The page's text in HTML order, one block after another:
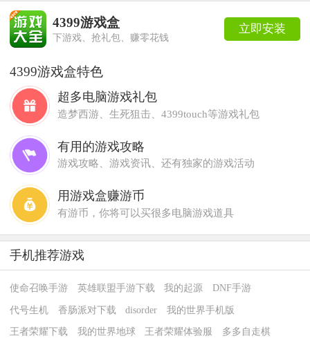
立即安装
4399游戏盒
下游戏、抢礼包、赚零花钱
4399游戏盒特色
超多电脑游戏礼包
造梦西游、生死狙击、4399touch等游戏礼包
有用的游戏攻略
游戏攻略、游戏资讯、还有独家的游戏活动
用游戏盒赚游币
有游币，你将可以买很多电脑游戏道具
手机推荐游戏
使命召唤手游 英雄联盟手游下载 我的起源 DNF手游
代号生机 香肠派对下载 disorder 我的世界手机版
王者荣耀下载 我的世界地球 王者荣耀体验服 多多自走棋